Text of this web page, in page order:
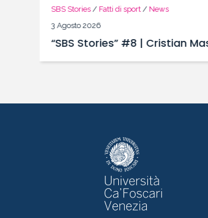
SBS Stories/ Fatti di sport/ News
3 Agosto 2026
“SBS Stories” #8 | Cristian